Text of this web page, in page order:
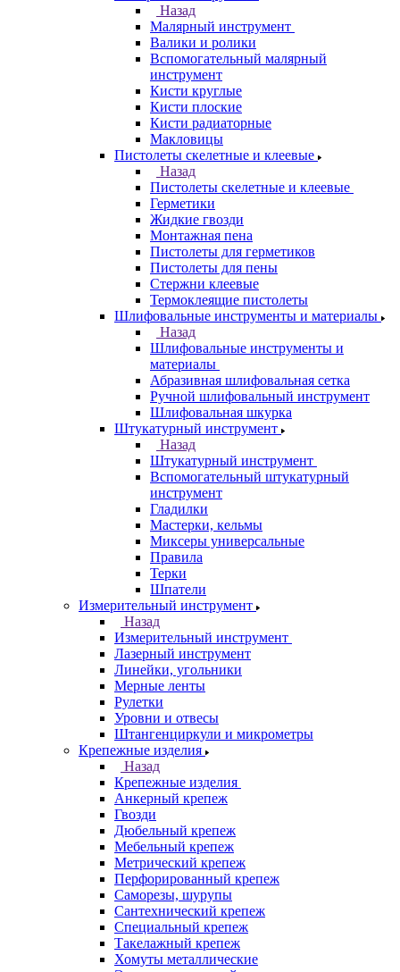
Назад
Малярный инструмент
Валики и ролики
Вспомогательный малярный
инструмент
Кисти круглые
Кисти плоские
Кисти радиаторные
Макловицы
Пистолеты скелетные и клеевые
Назад
Пистолеты скелетные и клеевые
Герметики
Жидкие гвозди
Монтажная пена
Пистолеты для герметиков
Пистолеты для пены
Стержни клеевые
Термоклеящие пистолеты
Шлифовальные инструменты и материалы
Назад
Шлифовальные инструменты и
материалы
Абразивная шлифовальная сетка
Ручной шлифовальный инструмент
Шлифовальная шкурка
Штукатурный инструмент
Назад
Штукатурный инструмент
Вспомогательный штукатурный
инструмент
Гладилки
Мастерки, кельмы
Миксеры универсальные
Правила
Терки
Шпатели
Измерительный инструмент
Назад
Измерительный инструмент
Лазерный инструмент
Линейки, угольники
Мерные ленты
Рулетки
Уровни и отвесы
Штангенциркули и микрометры
Крепежные изделия
Назад
Крепежные изделия
Анкерный крепеж
Гвозди
Дюбельный крепеж
Мебельный крепеж
Метрический крепеж
Перфорированный крепеж
Саморезы, шурупы
Сантехнический крепеж
Специальный крепеж
Такелажный крепеж
Хомуты металлические